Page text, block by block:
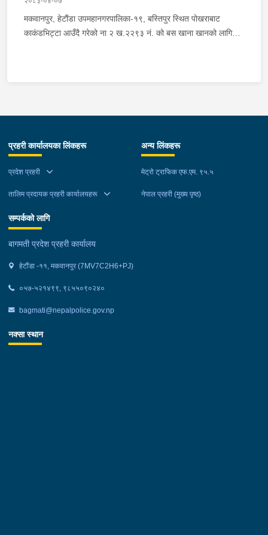
मकवानपुर, हेटौंडा उपमहानगरपालिका-१९, बस्तिपुर स्थित पोखराबाट
काकंडभिट्टा आउँदै गरेको ना २ ख.२२९३ नं. को बस खाना खानको लागि
लागुऔषध गाँजा २६ किलोग्राम २० ग्राम फेला परेको । लागुऔषध सहित
समिर मोक्तान र सोहि हेटौंडा उपमहानगरपालिका-१९, बस्तिपुर बस्ने वर्ष
भईरहेको छ ।
प्रहरी कार्यालयका लिंकहरू
प्रदेश प्रहरी
तालिम प्रदायक प्रहरी कार्यालयहरू
अन्य लिंकहरू
मेट्रो ट्राफिक एफ.एम. ९५.५
नेपाल प्रहरी (मुख्य पृष्ठ)
सम्पर्कको लागि
बागमती प्रदेश प्रहरी कार्यालय
हेटौंडा -११, मकवानपुर (7MV7C2H6+PJ)
०५७-५२१४९९, ९८५५०९०२४०
bagmati@nepalpolice.gov.np
नक्सा स्थान